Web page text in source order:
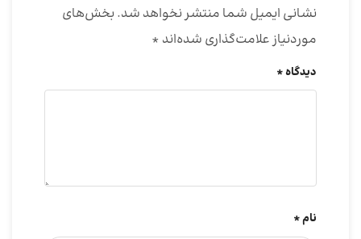
نشانی ایمیل شما منتشر نخواهد شد. بخش‌های
موردنیاز علامت‌گذاری شده‌اند *
دیدگاه*
نام*